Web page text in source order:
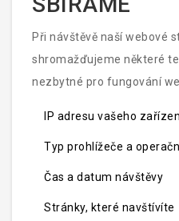
Při návštěvě naší webové
shromažďujeme některé
nezbytné pro fungování
IP adresu vašeho
Typ prohlížeče a
Čas a datum návštěvy
Stránky, které navštívíte